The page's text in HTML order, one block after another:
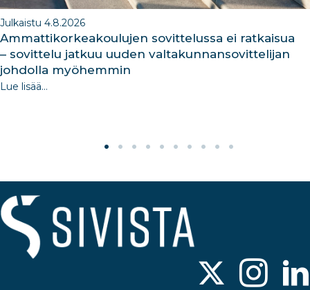
Julkaistu 4.8.2026
Ammattikorkeakoulujen sovittelussa ei ratkaisua
– sovittelu jatkuu uuden valtakunnansovittelijan
johdolla myöhemmin
Lue lisää...